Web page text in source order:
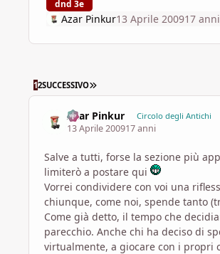
dnd 3e
Azar Pinkur13 Aprile 200917 anni
12SUCCESSIVO ULTIMA PAGINA
Azar Pinkur Circolo degli Antichi
13 Aprile 200917 anni
Salve a tutti, forse la sezione più
limiterò a postare qui
Vorrei condividere con voi una
chiunque, come noi, spende tanto
Come già detto, il tempo che
parecchio. Anche chi ha deciso di
virtualmente, a giocare con i propri